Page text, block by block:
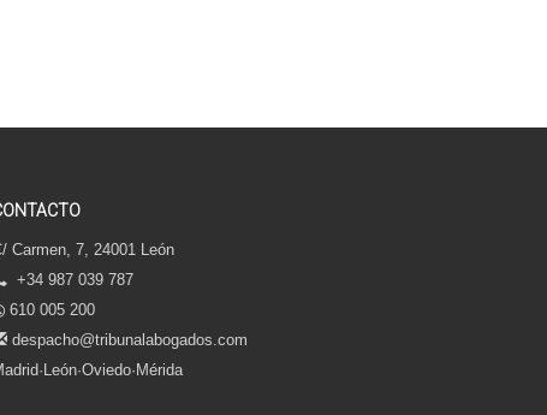
Carmen, 7, 24001 León
+34 987 039 787
610 005 200
despacho@tribunalabogados.com